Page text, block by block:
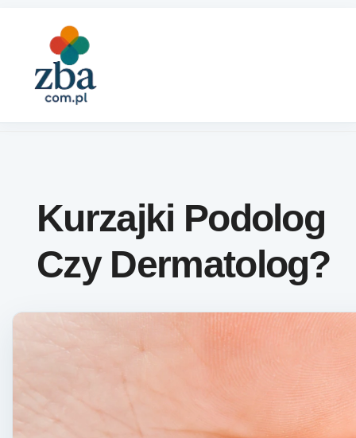
Kurzajki Podolog
Czy Dermatolog?